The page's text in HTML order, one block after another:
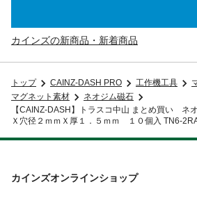
カインズの新商品・新着商品
トップ CAINZ-DASH PRO 工作機工具
マグネット素材
ネオジム磁石
【CAINZ-DASH】トラスコ中山 まとめ買い ネ
Ｘ穴径２ｍｍＸ厚１．５ｍｍ １０個入 TN6-
カインズオンラインショップ